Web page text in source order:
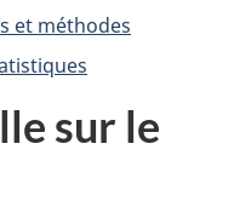
et méthodes
sur le